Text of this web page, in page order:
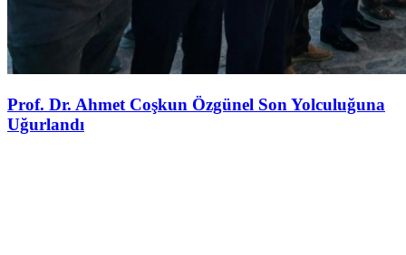
Prof. Dr. Ahmet Coşkun Özgünel Son Yolculuğuna
Uğurlandı